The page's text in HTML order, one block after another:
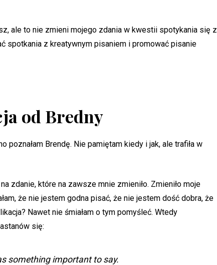
ale to nie zmieni mojego zdania w kwestii spotykania się z
spotkania z kreatywnym pisaniem i promować pisanie
od Bredny
Brendę. Nie pamiętam kiedy i jak, ale trafiła w
zdanie, które na zawsze mnie zmieniło. Zmieniło moje
że nie jestem godna pisać, że nie jestem dość dobra, że
Nawet nie śmiałam o tym pomyśleć. Wtedy
się:
something important to say.